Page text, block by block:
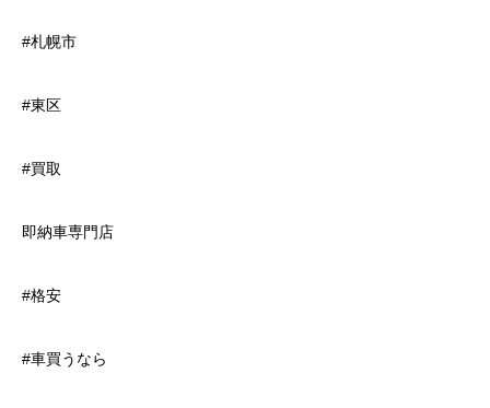
#札幌市
#東区
#買取
即納車専門店
#格安
#車買うなら